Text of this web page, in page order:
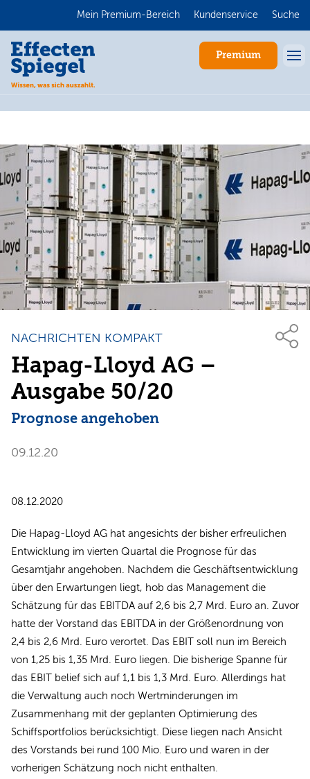
Mein Premium-Bereich Kundenservice Suche
Premium
NACHRICHTEN KOMPAKT
Hapag-Lloyd AG –
Ausgabe 50/20
Prognose angehoben
09.12.20
08.12.2020
Die Hapag-Lloyd AG hat angesichts der bisher erfreulichen
Entwicklung im vierten Quartal die Prognose für das
Gesamtjahr angehoben. Nachdem die Geschäftsentwicklung
über den Erwartungen liegt, hob das Management die
Schätzung für das EBITDA auf 2,6 bis 2,7 Mrd. Euro an. Zuvor
hatte der Vorstand das EBITDA in der Größenordnung von
2,4 bis 2,6 Mrd. Euro verortet. Das EBIT soll nun im Bereich
von 1,25 bis 1,35 Mrd. Euro liegen. Die bisherige Spanne für
das EBIT belief sich auf 1,1 bis 1,3 Mrd. Euro. Allerdings hat
die Verwaltung auch noch Wertminderungen im
Zusammenhang mit der geplanten Optimierung des
Schiffsportfolios berücksichtigt. Diese liegen nach Ansicht
des Vorstands bei rund 100 Mio. Euro und waren in der
vorherigen Schätzung noch nicht enthalten.
Anmelden